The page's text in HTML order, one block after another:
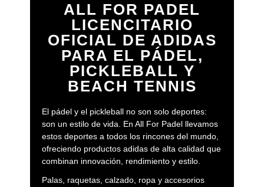
ALL FOR PADEL
LICENCITARIO
OFICIAL DE ADIDAS
PARA EL PÁDEL,
PICKLEBALL Y
BEACH TENNIS
El pádel y el pickleball no son solo deportes:
son un estilo de vida. En All For Padel llevamos
estos deportes a todos los rincones del mundo,
ofreciendo productos adidas de alta calidad que
combinan innovación, rendimiento y estilo.
Palas, raquetas, calzado, ropa y accesorios